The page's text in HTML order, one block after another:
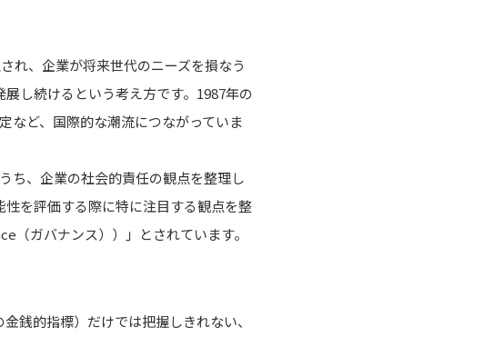
れ、企業が将来世代のニーズを損なう
し続けるという考え方です。1987年の
など、国際的な潮流につながっていま
ち、企業の社会的責任の観点を整理し
を評価する際に特に注目する観点を整
ガバナンス））」とされています。
銭的指標）だけでは把握しきれない、